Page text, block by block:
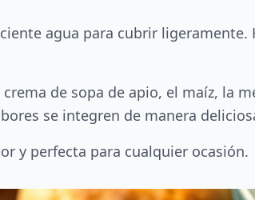
agua para cubrir
de sopa de apio, el maíz, la
se integren de manera
y perfecta para cualquier ocasión.